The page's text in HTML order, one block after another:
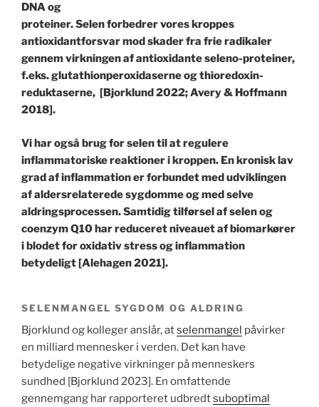
DNA og
proteiner.Selen forbedrer vores kroppes
antioxidantforsvar mod skader fra frie radikaler
gennem virkningen afantioxidante seleno-proteiner,
f.eks. glutathionperoxidaserne og thioredoxin-
reduktaserne, [Bjorklund 2022; Avery & Hoffmann
2018].
Vi har også brug for selen til at regulere
inflammatoriske reaktioner i kroppen. En kronisk lav
grad af inflammation er forbundet med udviklingen
af ​​aldersrelaterede sygdomme og med selve
aldringsprocessen. Samtidig tilførsel af selen og
coenzym Q10 har reduceret niveauet af biomarkører
i blodet for oxidativ stress og inflammation
betydeligt [Alehagen 2021].
SELENMANGEL SYGDOM OG ALDRING
Bjorklund og kolleger anslår, atselenmangel påvirker
en milliard mennesker i verden. Det kan have
betydelige negative virkninger på menneskers
sundhed [Bjorklund 2023]. En omfattende
gennemgang har rapporteret udbredtsuboptimal